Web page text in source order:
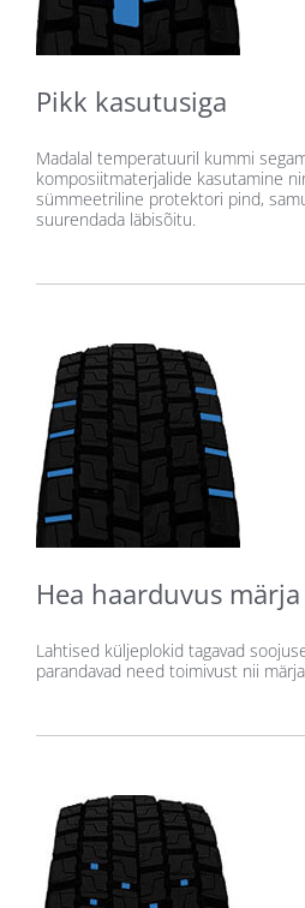
Pikk kasutusiga
Madalal temperatuuril kummi
komposiitmaterjalide kasutamine
sümmeetriline protektori pind,
suurendada läbisõitu.
Hea haarduvus
Lahtised küljeplokid tagavad
parandavad need toimivust nii